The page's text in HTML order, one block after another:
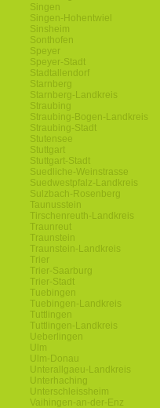
Singen
Singen-Hohentwiel
Sinsheim
Sonthofen
Speyer
Speyer-Stadt
Stadtallendorf
Starnberg
Starnberg-Landkreis
Straubing
Straubing-Bogen-Landkreis
Straubing-Stadt
Stutensee
Stuttgart
Stuttgart-Stadt
Suedliche-Weinstrasse
Suedwestpfalz-Landkreis
Sulzbach-Rosenberg
Taunusstein
Tirschenreuth-Landkreis
Traunreut
Traunstein
Traunstein-Landkreis
Trier
Trier-Saarburg
Trier-Stadt
Tuebingen
Tuebingen-Landkreis
Tuttlingen
Tuttlingen-Landkreis
Ueberlingen
Ulm
Ulm-Donau
Unterallgaeu-Landkreis
Unterhaching
Unterschleissheim
Vaihingen-an-der-Enz